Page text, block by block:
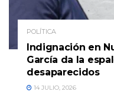
POLÍTICA
Indignación en
García da la
desaparecidos
14 JULIO, 2026